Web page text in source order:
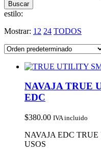
estilo:
Mostrar: 12 24 TODOS
NAVAJA TRUE
EDC
$380.00 IVA incluido
NAVAJA EDC
USOS